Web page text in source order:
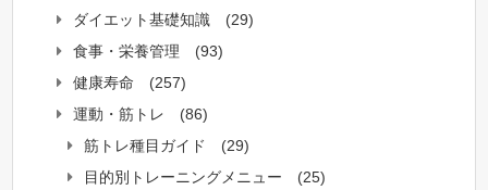
ダイエット基礎知識
(29)
食事・栄養管理
(93)
健康寿命
(257)
運動・筋トレ
(86)
筋トレ種目ガイド
(29)
目的別トレーニングメニュー
(25)